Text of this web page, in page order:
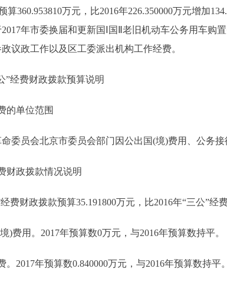
万元，比2016年226.350000万元增加
年市委换届和更新国Ⅰ国Ⅱ老旧机动车公务用车
议政工作以及区工委派出机构工作经费。
费财政拨款预算说明
单位范围
员会北京市委员会部门因公出国(境)费用、公务接
政拨款情况说明
财政拨款预算35.191800万元，比2016年“三公”经
用。2017年预算数0万元，与2016年预算数持平。
年预算数0.840000万元，与2016年预算数持平